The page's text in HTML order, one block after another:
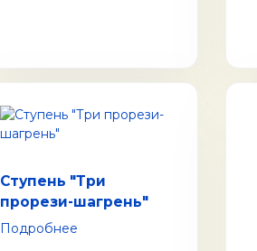
Ступень "Три
прорези-шагрень"
Подробнее